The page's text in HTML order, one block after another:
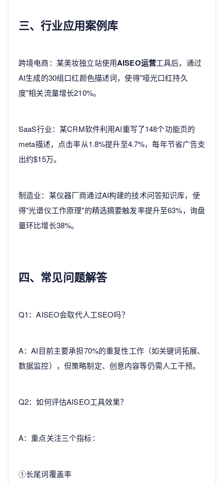
三、行业应用案例库
跨境电商：某美妆独立站使用AISEO运营工具后，通过
AI生成的30组口红颜色描述词，使得"哑光口红持久
度"相关流量增长210%。
SaaS行业：某CRM软件利用AI重写了148个功能页的
meta描述，点击率从1.8%提升至4.7%，每年节省广告支
出约$15万。
制造业：某仪器厂商通过AI构建的技术问答知识库，使
得"光谱仪工作原理"的精选摘要触发率提升至63%，询盘
量环比增长38%。
四、常见问题解答
Q1：AISEO会取代人工SEO吗？
A：AI目前主要承担70%的重复性工作（如关键词拓展、
数据监控），但策略制定、创意内容等仍需人工干预。
Q2：如何评估AISEO工具效果？
A：重点关注三个指标：
①长尾词覆盖率